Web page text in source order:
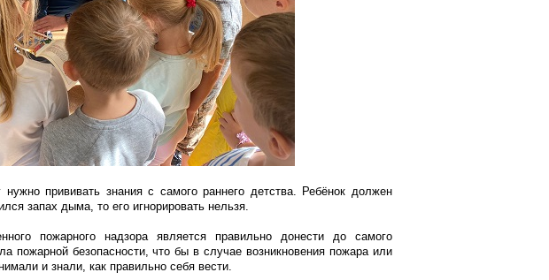
прививать знания с самого раннего детства. Ребёнок должен
запах дыма, то его игнорировать нельзя.
пожарного надзора является правильно донести до самого
пожарной безопасности, что бы в случае возникновения пожара или
и знали, как правильно себя вести.